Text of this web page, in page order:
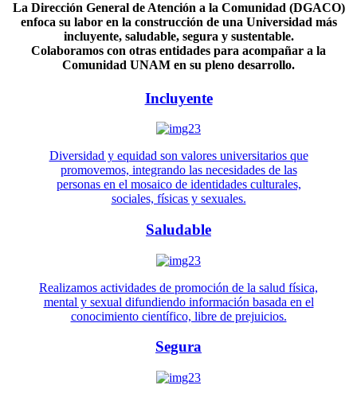
La Dirección General de Atención a la Comunidad (DGACO)
enfoca su labor en la construcción de una Universidad más
incluyente, saludable, segura y sustentable.
Colaboramos con otras entidades para acompañar a la
Comunidad UNAM en su pleno desarrollo.
Incluyente
Diversidad y equidad son valores universitarios que
promovemos, integrando las necesidades de las
personas en el mosaico de identidades culturales,
sociales, físicas y sexuales.
Saludable
Realizamos actividades de promoción de la salud física,
mental y sexual difundiendo información basada en el
conocimiento científico, libre de prejuicios.
Segura